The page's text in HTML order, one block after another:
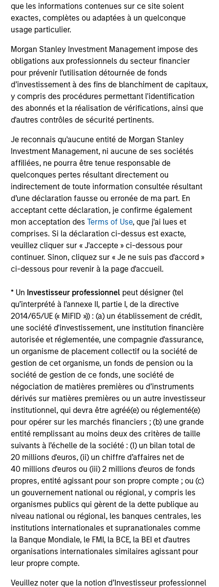
que les informations contenues sur ce site soient
exactes, complètes ou adaptées à un quelconque
usage particulier.
Morgan Stanley Investment Management impose des
obligations aux professionnels du secteur financier
pour prévenir l’utilisation détournée de fonds
d’investissement à des fins de blanchiment de capitaux,
y compris des procédures permettant l'identification
des abonnés et la réalisation de vérifications, ainsi que
d'autres contrôles de sécurité pertinents.
Je reconnais qu'aucune entité de Morgan Stanley
Investment Management, ni aucune de ses sociétés
affiliées, ne pourra être tenue responsable de
quelconques pertes résultant directement ou
indirectement de toute information consultée résultant
d’une déclaration fausse ou erronée de ma part. En
acceptant cette déclaration, je confirme également
mon acceptation desTerms of Use, que j'ai lues et
comprises. Si la déclaration ci-dessus est exacte,
veuillez cliquer sur « J'accepte » ci-dessous pour
continuer. Sinon, cliquez sur « Je ne suis pas d'accord »
ci-dessous pour revenir à la page d'accueil.
* Un Investisseur professionnel peut désigner (tel
qu’interprété à l’annexe II, partie I, de la directive
2014/65/UE (« MiFID »)) : (a) un établissement de crédit,
une société d'investissement, une institution financière
autorisée et réglementée, une compagnie d'assurance,
un organisme de placement collectif ou la société de
gestion de cet organisme, un fonds de pension ou la
société de gestion de ce fonds, une société de
négociation de matières premières ou d’instruments
dérivés sur matières premières ou un autre investisseur
institutionnel, qui devra être agréé(e) ou réglementé(e)
pour opérer sur les marchés financiers ; (b) une grande
entité remplissant au moins deux des critères de taille
suivants à l’échelle de la société : (I) un bilan total de
20 millions d'euros, (ii) un chiffre d’affaires net de
40 millions d'euros ou (iii) 2 millions d'euros de fonds
propres, entité agissant pour son propre compte ; ou (c)
un gouvernement national ou régional, y compris les
organismes publics qui gèrent de la dette publique au
niveau national ou régional, les banques centrales, les
institutions internationales et supranationales comme
la Banque Mondiale, le FMI, la BCE, la BEI et d'autres
organisations internationales similaires agissant pour
leur propre compte.
Veuillez noter que la notion d’Investisseur professionnel
We invest in high quality securitized bonds with stable
and predictable cash flows and low credit and event risk.
These types of securities can produce consistent returns
and preserve capital during times of capital market
uncertainty. We seek to provide liquidity in all markets
and deliver a consistent return profile with a low
correlation to risk assets, helping offset risk in a
diversified portfolio.
Investment Process
Our Strategy:
Focus on issue selection & yield curve management
Exploit inefficiencies in asset- and mortgage-
backed securities
Systematically underweight corporate bonds
2 Our Objective:
To serve as a ‘hedge’ to falling equity and other risk
asset prices
To help cushion against market volatility
Seek to provide liquidity in all market conditions
Portfolio Managers
Brad Buie, CFA
Executive Director
Kyle Johns, CFA
Executive Director